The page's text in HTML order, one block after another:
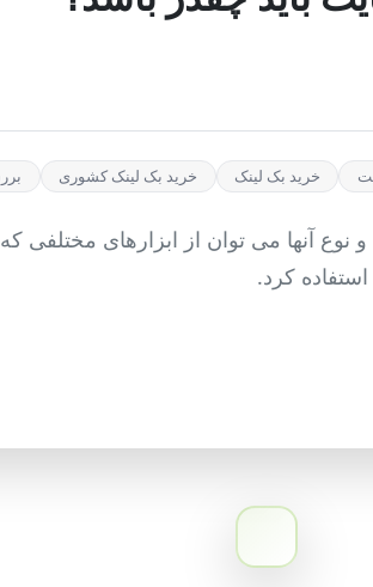
خرید بک لینک خرید بک لینک کشوری
آنها می توان از ابزارهای مختلفی که
کرد.